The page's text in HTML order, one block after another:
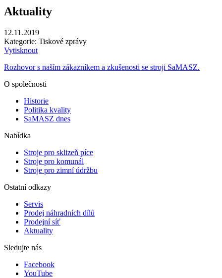
Aktuality
12.11.2019
Kategorie: Tiskové zprávy
Vytisknout
Rozhovor s naším zákazníkem a zkušenosti se stroji SaMASZ.
O společnosti
Historie
Politika kvality
SaMASZ dnes
Nabídka
Stroje pro sklizeň píce
Stroje pro komunál
Stroje pro zimní údržbu
Ostatní odkazy
Servis
Prodej náhradních dílů
Prodejní síť
Aktuality
Sledujte nás
Facebook
YouTube